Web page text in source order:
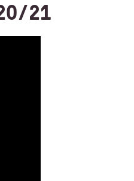
21